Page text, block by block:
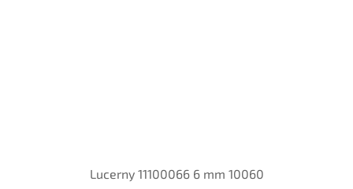
Lucerny 11100066 6 mm 10060